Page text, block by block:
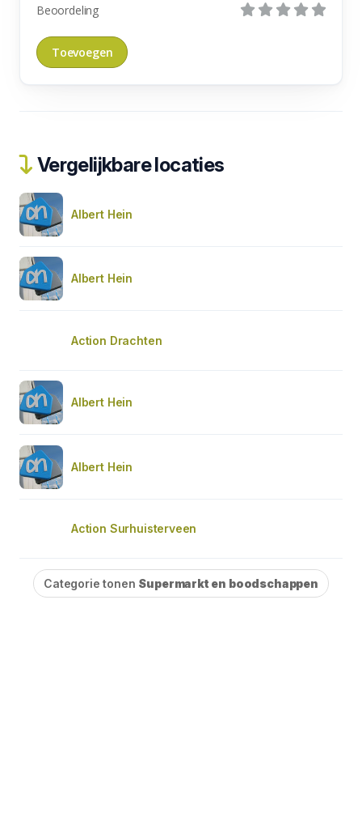
Beoordeling
Vergelijkbare locaties
Albert Hein
Albert Hein
Action Drachten
Albert Hein
Albert Hein
Action Surhuisterveen
Categorie tonen Supermarkt en boodschappen